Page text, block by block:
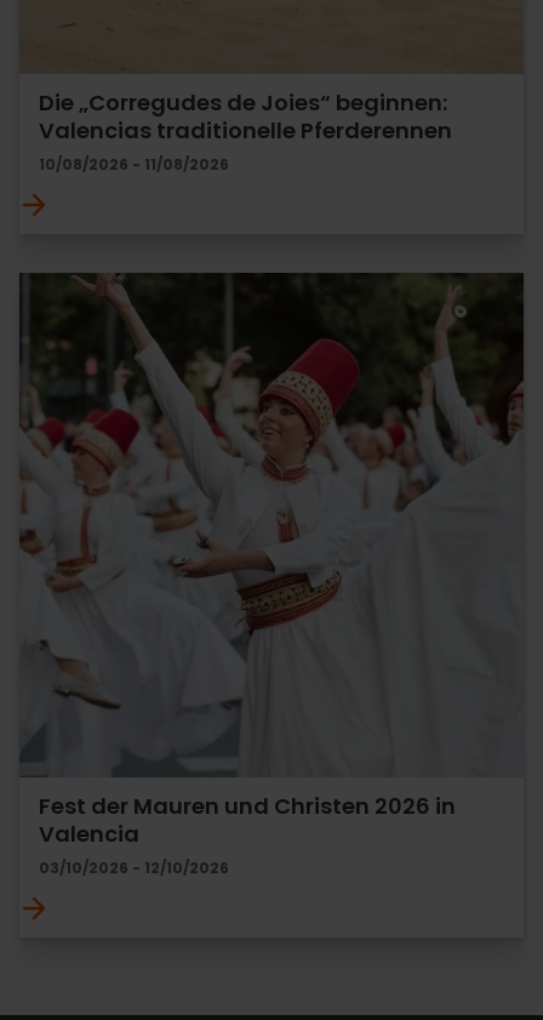
Die „Corregudes de Joies“ beginnen:
Valencias traditionelle Pferderennen
10/08/2026 - 11/08/2026
Fest der Mauren und Christen 2026 in
Valencia
03/10/2026 - 12/10/2026